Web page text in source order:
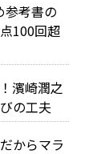
参考書の
100回超
濱崎潤之
の工夫
からマラ